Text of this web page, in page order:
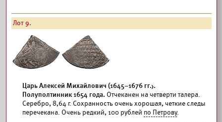
Лот 9.
Царь Алексей Михайлович (1645–1676 гг.).
Полуполтинник 1654 года. Отчеканен на четверти талера.
Серебро, 8,64 г. Сохранность очень хорошая, четкие следы
перечекана. Очень редкий, 100 рублей по Петрову.